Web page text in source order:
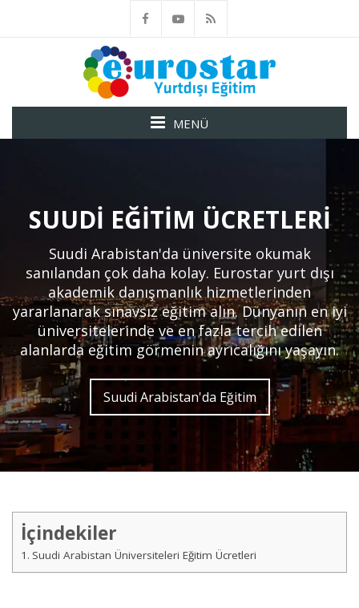
MENÜ
SUUDI EĞITIM ÜCRETLERI
Suudi Arabistan'da üniversite okumak
sanılandan çok daha kolay. Eurostar yurt dışı
akademik danışmanlık hizmetlerinden
yararlanarak sınavsız eğitim alın. Dünyanın en iyi
üniversitelerinde ve en fazla tercih edilen
alanlarda eğitim görmenin ayrıcalığını yaşayın.
Suudi Arabistan'da Eğitim
İçindekiler
Suudi Arabistan Üniversiteleri Eğitim Ücretleri